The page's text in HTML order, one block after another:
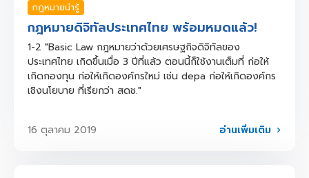
กฎหมายน่ารู้
กฎหมายดิจิทัลประเทศไทย พร้อมหมดแล้ว!
1-2 "Basic Law กฎหมายว่าด้วยเศรษฐกิจดิจิทัลของ
ประเทศไทย เกิดขึ้นเมื่อ 3 ปีที่แล้ว ตอนนี้ก็ใช้งานเต็มที่ ก่อให้
เกิดกองทุน ก่อให้เกิดองค์กรใหม่ เช่น depa ก่อให้เกิดองค์กร
เชิงนโยบาย ที่เรียกว่า สดช."
16 ตุลาคม 2019 อ่านเพิ่มเติม